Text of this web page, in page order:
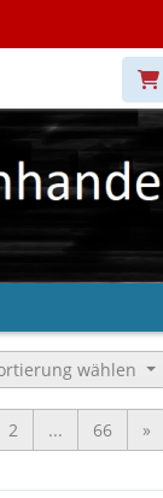
wählen
2 ... 66 »